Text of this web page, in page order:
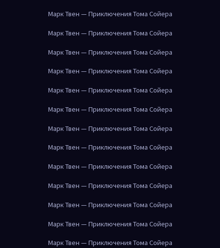
Марк Твен — Приключения Тома Сойера
Марк Твен — Приключения Тома Сойера
Марк Твен — Приключения Тома Сойера
Марк Твен — Приключения Тома Сойера
Марк Твен — Приключения Тома Сойера
Марк Твен — Приключения Тома Сойера
Марк Твен — Приключения Тома Сойера
Марк Твен — Приключения Тома Сойера
Марк Твен — Приключения Тома Сойера
Марк Твен — Приключения Тома Сойера
Марк Твен — Приключения Тома Сойера
Марк Твен — Приключения Тома Сойера
Марк Твен — Приключения Тома Сойера